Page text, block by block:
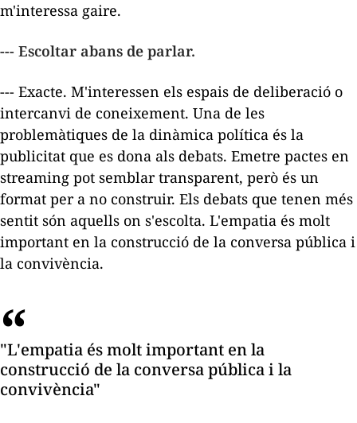
m'interessa gaire.
--- Escoltar abans de parlar.
--- Exacte. M'interessen els espais de deliberació o
intercanvi de coneixement. Una de les
problemàtiques de la dinàmica política és la
publicitat que es dona als debats. Emetre pactes en
streaming pot semblar transparent, però és un
format per a no construir. Els debats que tenen més
sentit són aquells on s'escolta. L'empatia és molt
important en la construcció de la conversa pública i
la convivència.
"L'empatia és molt important en la
construcció de la conversa pública i la
convivència"